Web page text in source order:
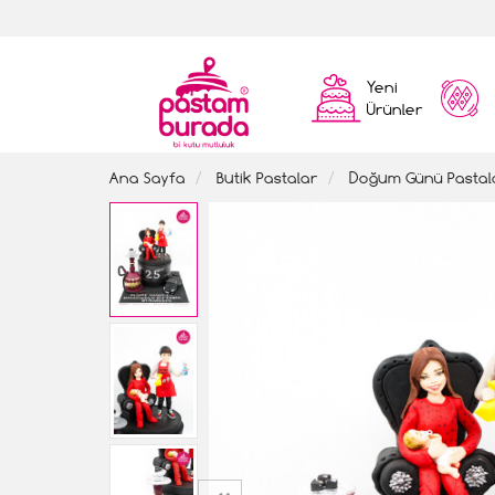
Yeni
Ürünler
Ana Sayfa Butik Pastalar Doğum Günü